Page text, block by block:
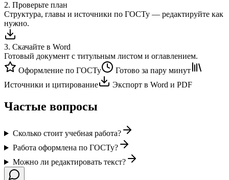
2. Проверьте план
Структура, главы и источники по ГОСТу — редактируйте как
нужно.
3. Скачайте в Word
Готовый документ с титульным листом и оглавлением.
Оформление по ГОСТу
Готово за пару минут
Источники и цитирование
Экспорт в Word и PDF
Частые вопросы
Сколько стоит учебная работа?
Работа оформлена по ГОСТу?
Можно ли редактировать текст?